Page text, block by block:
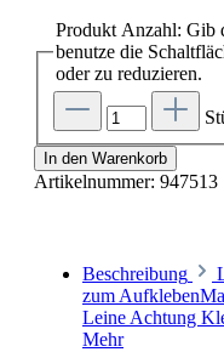
Produkt Anzahl: Gib
benutze die
oder zu reduzieren.
In den Warenkorb
Artikelnummer: 947513
Beschreibung
zum
Leine Achtung
Mehr